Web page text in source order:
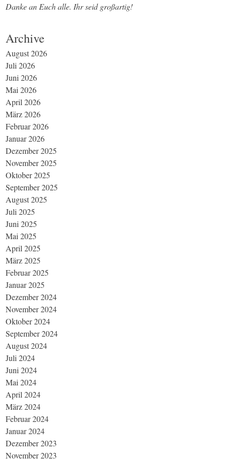
Danke an Euch alle. Ihr seid großartig!
Archive
August 2026
Juli 2026
Juni 2026
Mai 2026
April 2026
März 2026
Februar 2026
Januar 2026
Dezember 2025
November 2025
Oktober 2025
September 2025
August 2025
Juli 2025
Juni 2025
Mai 2025
April 2025
März 2025
Februar 2025
Januar 2025
Dezember 2024
November 2024
Oktober 2024
September 2024
August 2024
Juli 2024
Juni 2024
Mai 2024
April 2024
März 2024
Februar 2024
Januar 2024
Dezember 2023
November 2023